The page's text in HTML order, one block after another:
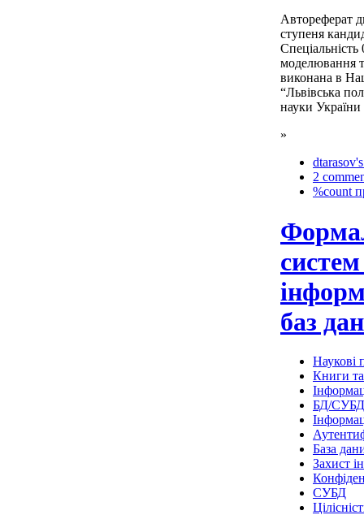
Автореферат
ступеня
моделювання
виконана в
“Львівська
науки України
»
2
%count
баз
Наукові
Книги та
БД/СУБД
База
Захист
СУБД